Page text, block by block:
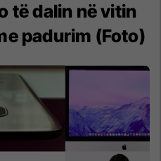
të dalin në vitin
padurim (Foto)